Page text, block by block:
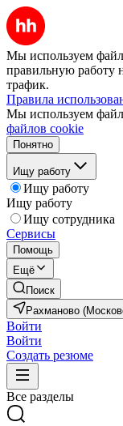
Мы используем
правильную работу
трафик.
Правила
Мы используем
файлов cookie
Понятно
Ищу работу
Ищу работу
Ищу работу
Ищу сотрудника
Сервисы
Помощь
Ещё
Поиск
Рахманово
Войти
Войти
Создать резюме
Все разделы